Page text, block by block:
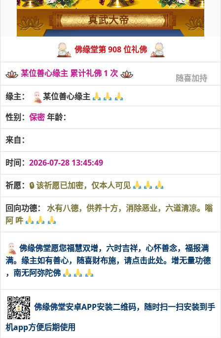
真武大帝
佛缘堂第 908 位礼佛
某位善心缘主 累计礼佛 1 次 随喜加持
缘主：
某位善心缘主
性别： 保密年龄：
来自：
时间： 2026-07-28 13:45:49
祈愿： 🔒 该祈愿已加密，仅本人可见
回向功德： 水有八德，供养十方，消除恶业，六道清凉。嗡
阿 吽
佛缘佛堂愿您福慧双增，六时吉祥，心怀善念，福报满
满。缘主如有善心，随喜财布施，请点击此处。增无量功德
，南无阿弥陀佛
佛缘佛堂安卓APP安装二维码，随时扫一扫安装到手
机app方便后期使用